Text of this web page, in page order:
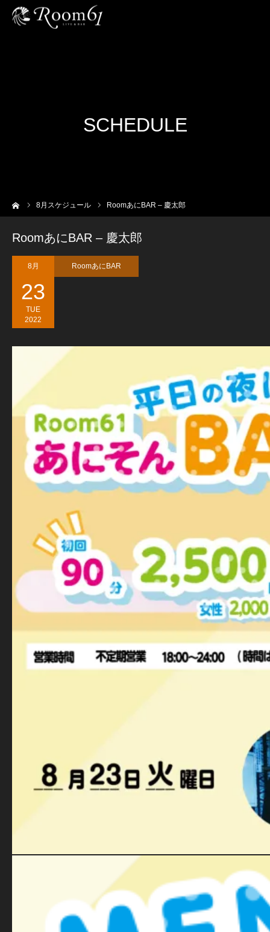
SCHEDULE
8月スケジュール RoomあにBAR – 慶太郎
RoomあにBAR – 慶太郎
8月
23
TUE
2022
RoomあにBAR